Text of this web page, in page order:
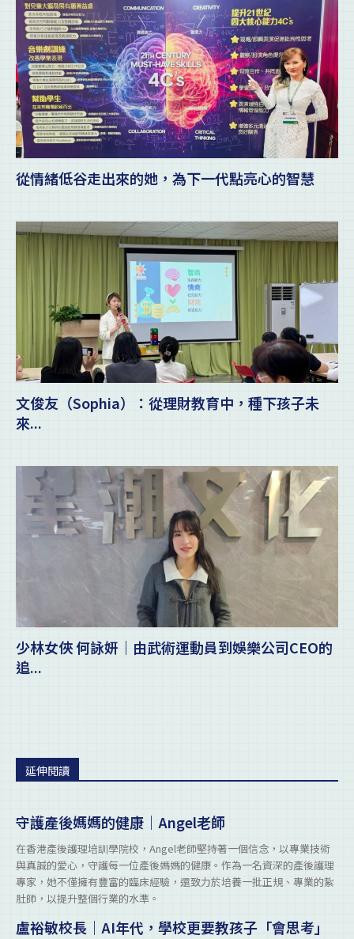
從情緒低谷走出來的她，為下一代點亮心的智慧
文俊友（Sophia）：從理財教育中，種下孩子未
來...
少林女俠 何詠妍｜由武術運動員到娛樂公司CEO的
追...
延伸閱讀
守護產後媽媽的健康｜Angel老師
在香港產後護理培訓學院校，Angel老師堅持著一個信念，以專業技術
與真誠的愛心，守護每一位產後媽媽的健康。作為一名資深的產後護理
專家，她不僅擁有豐富的臨床經驗，還致力於培養一批正規、專業的紥
肚師，以提升整個行業的水準。
盧裕敏校長｜AI年代，學校更要教孩子「會思考」